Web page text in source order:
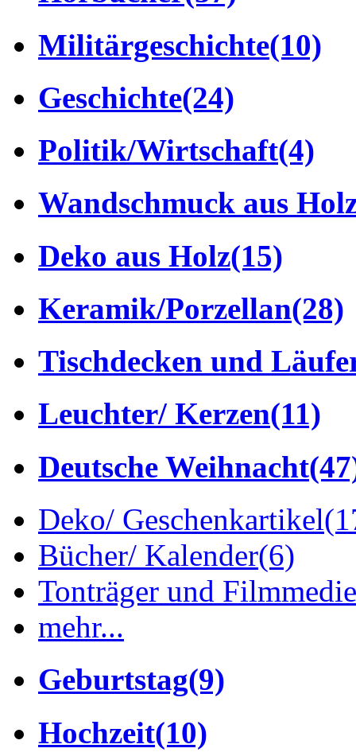
Militärgeschichte(10)
Geschichte(24)
Politik/Wirtschaft(4)
Wandschmuck aus
Deko aus Holz(15)
Keramik/Porzellan(28)
Tischdecken und
Leuchter/ Kerzen(11)
Deutsche Weihnacht
Deko/ Geschenkartikel
Bücher/ Kalender(6)
Tonträger und
mehr...
Geburtstag(9)
Hochzeit(10)